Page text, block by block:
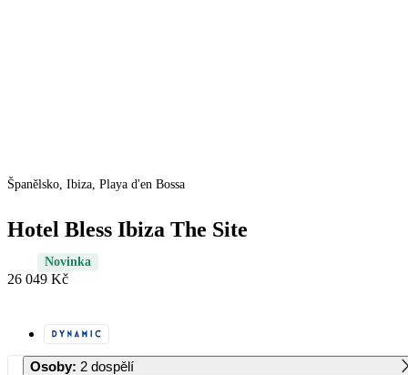
Španělsko, Ibiza, Playa d'en Bossa
Hotel Bless Ibiza The Site
Novinka
26 049 Kč
Osoby: 2 dospělí